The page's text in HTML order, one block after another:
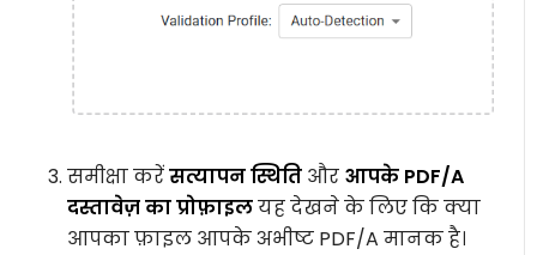
समीक्षा करेंसत्यापन स्थिति और आपके PDF/A
दस्तावेज़ का प्रोफ़ाइलयह देखने के लिए कि क्या
आपका फ़ाइल आपके अभीष्ट PDF/A मानक है।